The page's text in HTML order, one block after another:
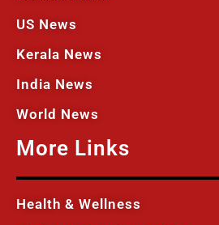
US News
Kerala News
India News
World News
More Links
Health & Wellness